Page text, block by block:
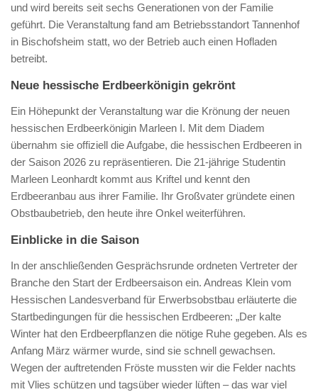
und wird bereits seit sechs Generationen von der Familie
geführt. Die Veranstaltung fand am Betriebsstandort Tannenhof
in Bischofsheim statt, wo der Betrieb auch einen Hofladen
betreibt.
Neue hessische Erdbeerkönigin gekrönt
Ein Höhepunkt der Veranstaltung war die Krönung der neuen
hessischen Erdbeerkönigin Marleen I. Mit dem Diadem
übernahm sie offiziell die Aufgabe, die hessischen Erdbeeren in
der Saison 2026 zu repräsentieren. Die 21-jährige Studentin
Marleen Leonhardt kommt aus Kriftel und kennt den
Erdbeeranbau aus ihrer Familie. Ihr Großvater gründete einen
Obstbaubetrieb, den heute ihre Onkel weiterführen.
Einblicke in die Saison
In der anschließenden Gesprächsrunde ordneten Vertreter der
Branche den Start der Erdbeersaison ein. Andreas Klein vom
Hessischen Landesverband für Erwerbsobstbau erläuterte die
Startbedingungen für die hessischen Erdbeeren: „Der kalte
Winter hat den Erdbeerpflanzen die nötige Ruhe gegeben. Als es
Anfang März wärmer wurde, sind sie schnell gewachsen.
Wegen der auftretenden Fröste mussten wir die Felder nachts
mit Vlies schützen und tagsüber wieder lüften – das war viel